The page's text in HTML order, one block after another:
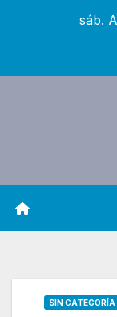
sáb.
SIN CATEGORÍA